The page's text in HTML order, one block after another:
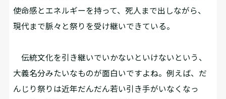
使命感とエネルギーを持って、死人まで出しながら、
現代まで脈々と祭りを受け継いできている。
伝統文化を引き継いでいかないといけないという、
大義名分みたいなものが面白いですよね。例えば、だ
んじり祭りは近年だんだん若い引き手がいなくなっ